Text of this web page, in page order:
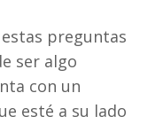
preguntas
ser algo
con un
esté a su lado